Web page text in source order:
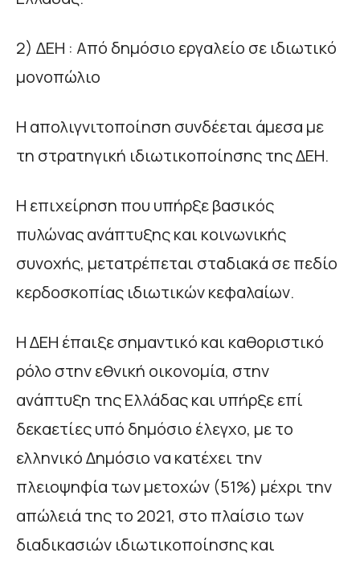
2) ΔΕΗ : Από δημόσιο εργαλείο σε ιδιωτικό
μονοπώλιο
Η απολιγνιτοποίηση συνδέεται άμεσα με
τη στρατηγική ιδιωτικοποίησης της ΔΕΗ.
Η επιχείρηση που υπήρξε βασικός
πυλώνας ανάπτυξης και κοινωνικής
συνοχής, μετατρέπεται σταδιακά σε πεδίο
κερδοσκοπίας ιδιωτικών κεφαλαίων.
Η ΔΕΗ έπαιξε σημαντικό και καθοριστικό
ρόλο στην εθνική οικονομία, στην
ανάπτυξη της Ελλάδας και υπήρξε επί
δεκαετίες υπό δημόσιο έλεγχο, με το
ελληνικό Δημόσιο να κατέχει την
πλειοψηφία των μετοχών (51%) μέχρι την
απώλειά της το 2021, στο πλαίσιο των
διαδικασιών ιδιωτικοποίησης και